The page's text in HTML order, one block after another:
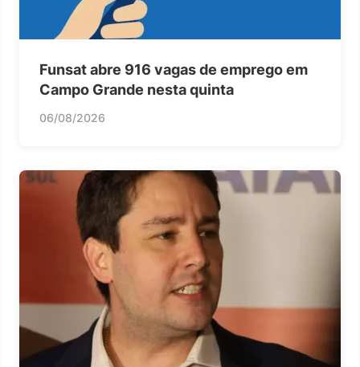
Funsat abre 916 vagas de emprego em
Campo Grande nesta quinta
06/08/2026